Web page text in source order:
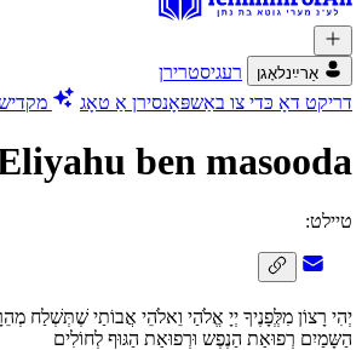
אַרײַנלאָגן
רעגיסטרירן
דריקט דאָ כּדי צו באַשפּאָנסירן אַ טאָג
מקדיש
ben masooda
טיילט:
יְהִי רָצוֹן מִלְְּפָנֶיךָ יְיָ אֱלֹהַי וֵאלֹהֵי אֲבוֹתַי שֶׁתְּשְׁלַח
הַשָּמַיִם רְפוּאַת הַנֶפֶש וּרְפוּאַת הַגּוּף לְחוֹלִים